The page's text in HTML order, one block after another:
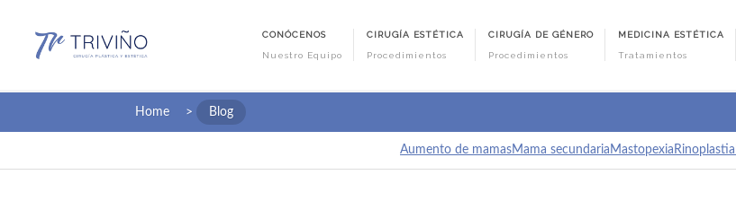
CONÓCENOS
Nuestro Equipo
CIRUGÍA ESTÉTICA
Procedimientos
CIRUGÍA DE GÉNERO
Procedimientos
MEDICINA ESTÉTICA
Tratamientos
Home > Blog
Aumento de mamasMama secundaria Mastopexia Rinoplastia